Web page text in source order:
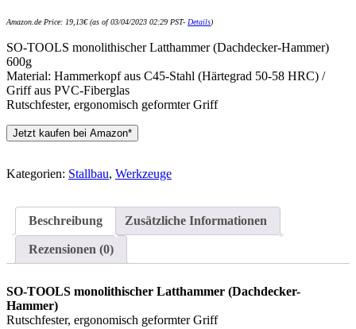
Amazon.de Price: 19,13€(as of 03/04/2023 02:29 PST- Details)
SO-TOOLS monolithischer Latthammer (Dachdecker-Hammer)
600g
Material: Hammerkopf aus C45-Stahl (Härtegrad 50-58 HRC) /
Griff aus PVC-Fiberglas
Rutschfester, ergonomisch geformter Griff
Jetzt kaufen bei Amazon*
Kategorien: Stallbau, Werkzeuge
Beschreibung Zusätzliche Informationen
Rezensionen (0)
SO-TOOLS monolithischer Latthammer (Dachdecker-
Hammer)
Rutschfester, ergonomisch geformter Griff